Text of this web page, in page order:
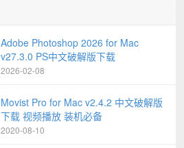
Adobe Photoshop 2026 for Mac
v27.3.0 PS中文破解版下载
2026-02-08
Movist Pro for Mac v2.4.2 中文破解版
下载 视频播放 装机必备
2020-08-10